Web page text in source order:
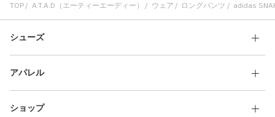
TOP
A.T.A.D（エーティーエーディー） ウェア ロングパンツ adidas
シューズ
アパレル
ショップ